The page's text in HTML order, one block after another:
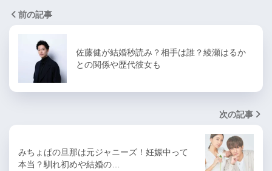
前の記事
佐藤健が結婚秒読み？相手は誰？綾瀬はるか
との関係や歴代彼女も
次の記事
みちょぱの旦那は元ジャニーズ！妊娠中って
本当？馴れ初めや結婚の…